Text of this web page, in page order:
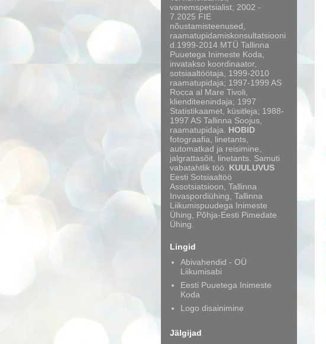
vanemspetsialist; 2002 -
7.2025 FIE
nõustamisteenused,
raamatupidamiskonsultatsiooni
d.1999-2014 MTÜ Tallinna
Puuetega Inimeste Koda,
invatakso koordinaator,
sotsiaaltöötaja, 1999-2010
raamatupidaja; 1997-1999 AS
Rocca al Mare Tivoli,
klienditeenindaja; 1997
Statistikaamet, küsitleja; 1988-
1997 AS Tallinna Soojus,
raamatupidaja. HOBID
fotograafia, linetants,
automatkad ja reisimine,
jalgrattasõit, linetants. Samuti
vabatahtlik töö. KUULUVUS
Eesti Sotsiaaltöö
Assotsiatsioon, Tallinna
Invaspordiühing, Tallinna
Liikumispuudega Inimeste
Ühing, Põhja-Eesti Pimedate
Ühing.
Lingid
Abivahendid - OÜ
Liikumisabi
Eesti Puuetega Inimeste
Koda
Logo disainimine
Jälgijad